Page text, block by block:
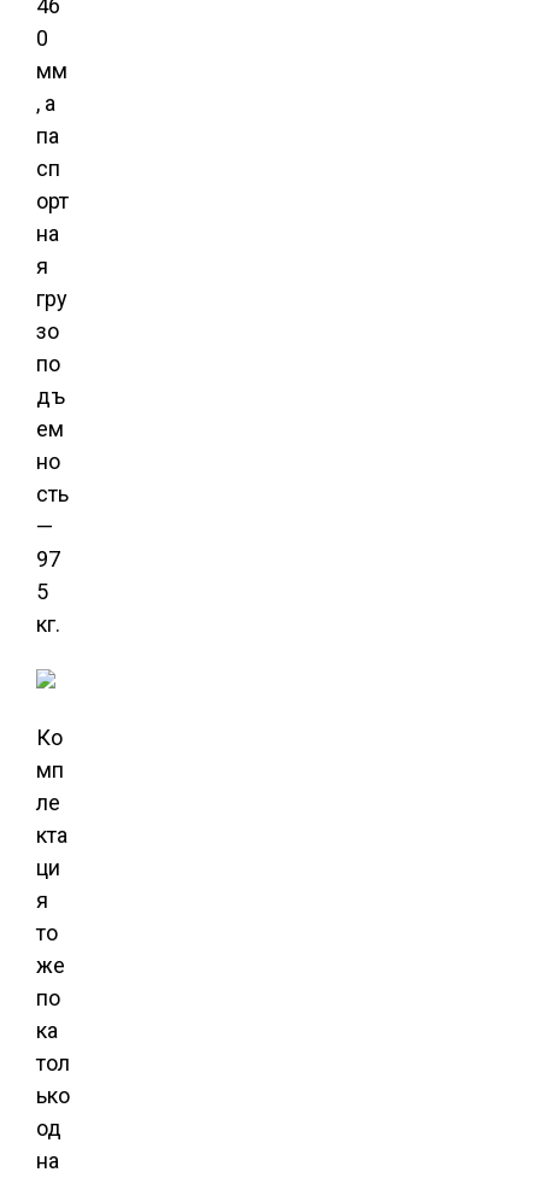
46
0
мм
, а
па
сп
орт
на
я
гру
зо
по
дъ
ем
но
сть
—
97
5
кг.
Ко
мп
ле
кта
ци
я
то
же
по
ка
тол
ько
од
на